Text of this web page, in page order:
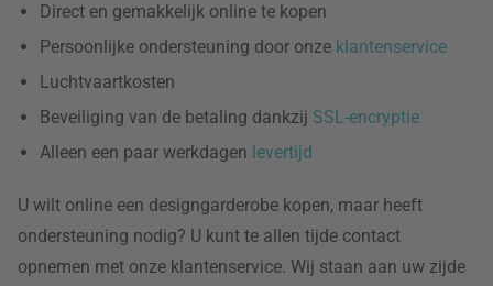
Direct en gemakkelijk online te kopen
Persoonlijke ondersteuning door onze klantenservice
Luchtvaartkosten
Beveiliging van de betaling dankzij SSL-encryptie
Alleen een paar werkdagen levertijd
U wilt online een designgarderobe kopen, maar heeft
ondersteuning nodig? U kunt te allen tijde contact
opnemen met onze klantenservice. Wij staan aan uw zijde